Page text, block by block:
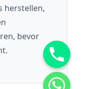
herstellen,
bevor